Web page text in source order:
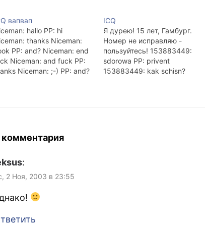
вапвап
hallo PP: hi
thanks Niceman:
PP: and? Niceman: end
Niceman: and fuck PP:
Niceman: ;-) PP: and?
ICQ
Я дурею! 15 лет, Гамбург.
Номер не исправляю -
пользуйтесь! 153883449:
sdorowa PP: privent
153883449: kak schisn?
комментария
:
2 Ноя, 2003 в 23:55